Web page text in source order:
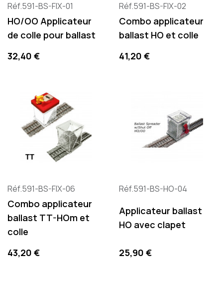
Réf.591-BS-FIX-01
HO/OO Applicateur
de colle pour ballast
Prix
32,40 €
Réf.591-BS-FIX-02
Combo applicateur
ballast HO et colle
Prix
41,20 €
Réf.591-BS-FIX-06
Combo applicateur
ballast TT-HOm et
colle
Prix
43,20 €
Réf.591-BS-HO-04
Applicateur ballast
HO avec clapet
Prix
25,90 €